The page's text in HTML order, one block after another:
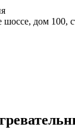
дом 100,